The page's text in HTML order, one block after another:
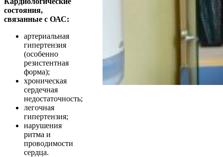
состояния,
связанные с ОАС:
артериальная
гипертензия
(особенно
резистентная
форма);
хроническая
сердечная
недостаточность;
легочная
гипертензия;
нарушения
ритма и
проводимости
сердца.